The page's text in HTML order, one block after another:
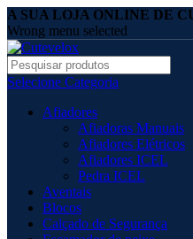
A SUA LOJA ONLINE DE
Wrong menu selected
Selecione Categoria
Afiadores
Afiadoras Manuais
Afiadores Elétricos
Afiadores ICEL
Pedra ICEL
Aventais
Blocos
Calçado de Segurança